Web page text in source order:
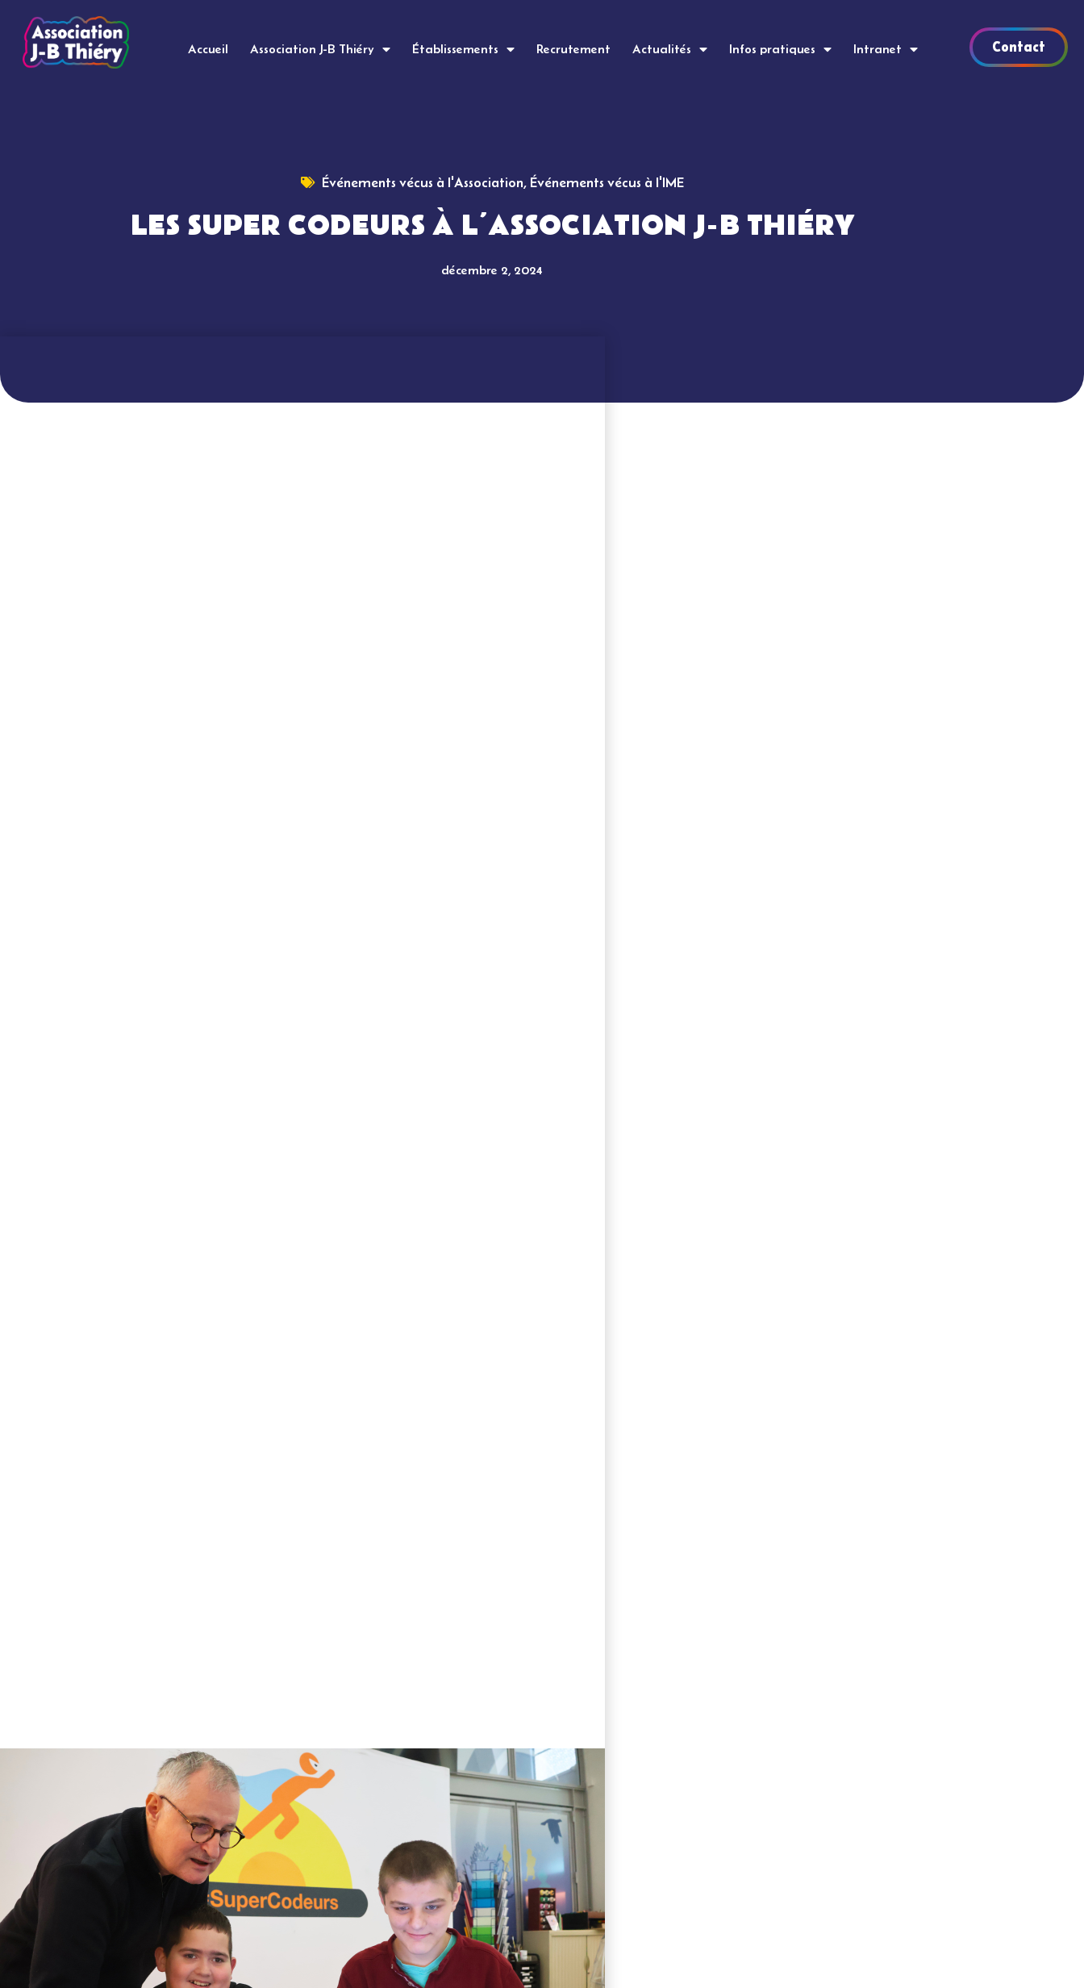
Accueil Association J-B Thiéry Établissements Recrutement Actualités Infos pratiques Intranet Contact
Événements vécus à l'Association, Événements vécus à l'IME
LES SUPER CODEURS À L’ASSOCIATION J-B THIÉRY
décembre 2, 2024